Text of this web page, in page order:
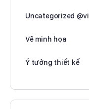
Uncategorized @vi
Vẽ minh họa
Ý tưởng thiết kế